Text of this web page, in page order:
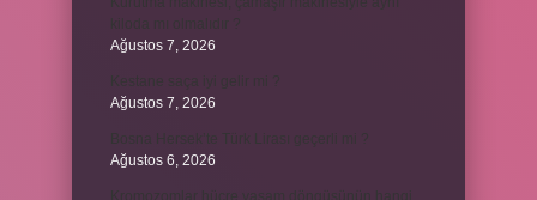
Ağustos 7, 2026
Ağustos 7, 2026
Ağustos 6, 2026